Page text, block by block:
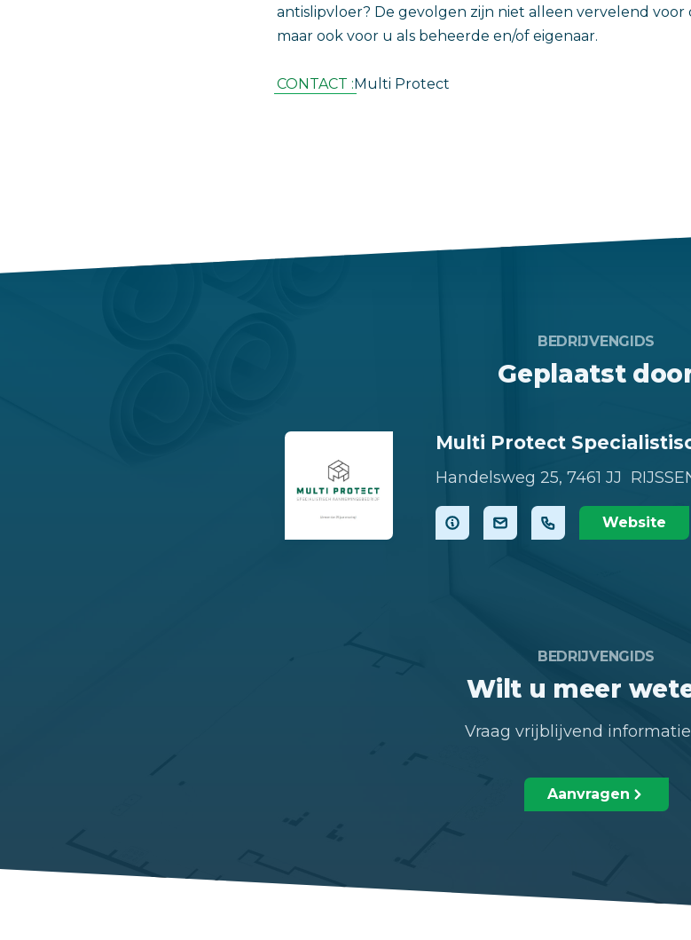
antislipvloer? De gevolgen zijn niet alleen vervelend
maar ook voor u als beheerde en/of eigenaar.
CONTACT :Multi Protect
BEDRIJVENGIDS
Geplaatst
Multi Protect
Handelsweg 25, 7461 JJ
Website
BEDRIJVENGIDS
Wilt u meer
Vraag vrijblijvend
Aanvragen